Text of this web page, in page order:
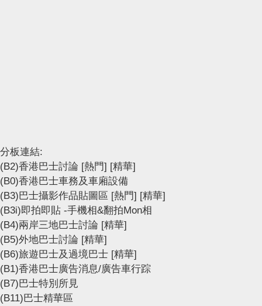
分板連結:
(B2)香港巴士討論 [熱門] [精華]
(B0)香港巴士車務及車廂設備
(B3)巴士攝影作品貼圖區 [熱門] [精華]
(B3i)即拍即貼 -手機相&翻拍Mon相
(B4)兩岸三地巴士討論 [精華]
(B5)外地巴士討論 [精華]
(B6)旅遊巴士及過境巴士 [精華]
(B1)香港巴士廣告消息/廣告車行踪
(B7)巴士特別所見
(B11)巴士精華區